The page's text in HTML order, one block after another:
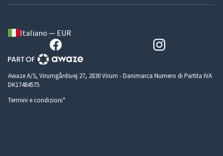
Italiano — EUR
Awaze A/S, Virumgårdsvej 27, 2830 Virum - Danimarca Numero di Partita IVA
DK17484575
Termini e condizioni*